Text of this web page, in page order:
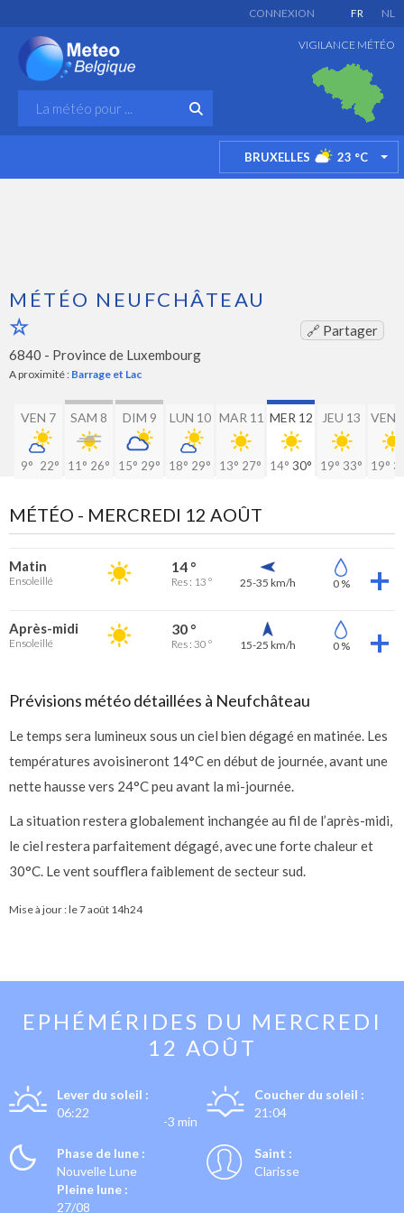
FR NL
CONNEXION
VIGILANCE MÉTÉO
BRUXELLES 23 °C
MÉTÉO NEUFCHÂTEAU
🔗 Partager
6840 - Province de Luxembourg
A proximité : Barrage et Lac
VEN 7
9° 22°
SAM 8
11° 26°
DIM 9
15° 29°
LUN 10
18° 29°
MAR 11
13° 27°
MER 12
14° 30°
JEU 13
19° 33°
VEN
19°
MÉTÉO - MERCREDI 12 AOÛT
Matin
Ensoleillé
14 °
Res : 13 ° 25-35 km/h 0 %
Après-midi
Ensoleillé
30 °
Res : 30 ° 15-25 km/h 0 %
Prévisions météo détaillées à Neufchâteau
Le temps sera lumineux sous un ciel bien dégagé en matinée. Les
températures avoisineront 14°C en début de journée, avant une
nette hausse vers 24°C peu avant la mi-journée.
La situation restera globalement inchangée au fil de l’après-midi,
le ciel restera parfaitement dégagé, avec une forte chaleur et
30°C. Le vent soufflera faiblement de secteur sud.
Mise à jour : le7 août 14h24
EPHÉMÉRIDES DU MERCREDI
12 AOÛT
Lever du soleil :
06:22
-3 min
Coucher du soleil :
21:04
Phase de lune :
Nouvelle Lune
Pleine lune :
27/08
Saint :
Clarisse